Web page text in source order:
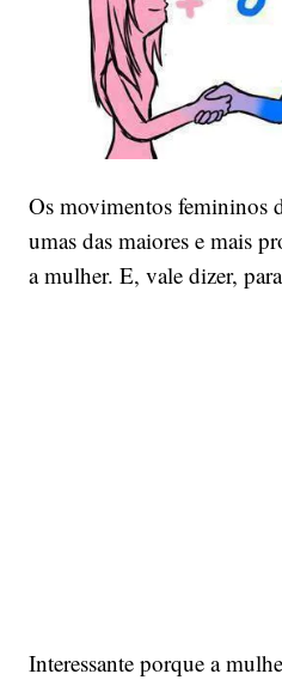
Os movimentos femininos
umas das maiores e mais
a mulher. E, vale dizer,
Interessante porque a